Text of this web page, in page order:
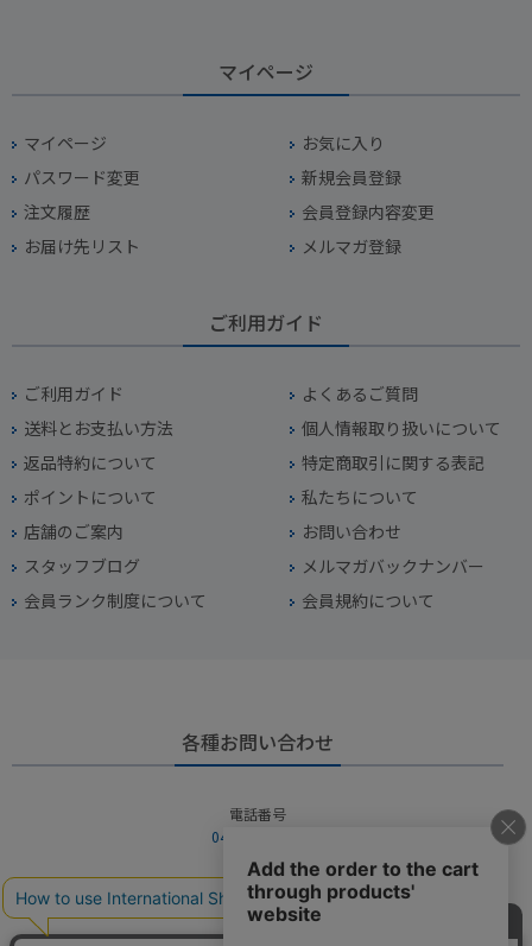
マイページ
マイページ
お気に入り
パスワード変更
新規会員登録
注文履歴
会員登録内容変更
お届け先リスト
メルマガ登録
ご利用ガイド
ご利用ガイド
よくあるご質問
送料とお支払い方法
個人情報取り扱いについて
返品特約について
特定商取引に関する表記
ポイントについて
私たちについて
店舗のご案内
お問い合わせ
スタッフブログ
メルマガバックナンバー
会員ランク制度について
会員規約について
各種お問い合わせ
電話番号
045-949-2451
営業時間
10：00～19：00